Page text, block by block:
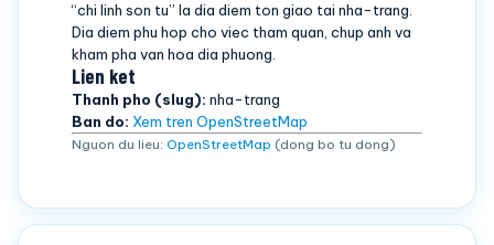
“chi linh son tu” la dia diem ton giao tai nha-trang.
Dia diem phu hop cho viec tham quan, chup anh va
kham pha van hoa dia phuong.
Lien ket
Thanh pho (slug): nha-trang
Ban do: Xem tren OpenStreetMap
Nguon du lieu: OpenStreetMap (dong bo tu dong)